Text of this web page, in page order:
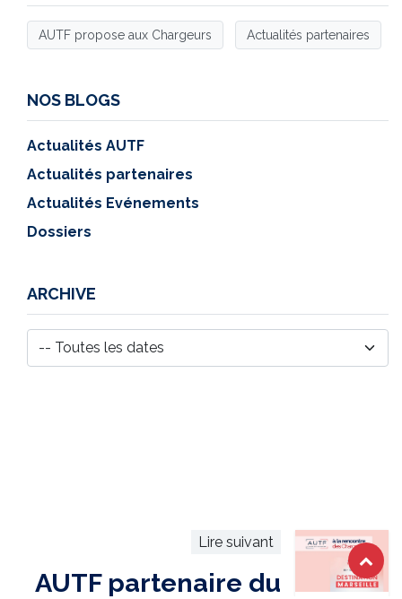
AUTF propose aux Chargeurs Actualités partenaires
NOS BLOGS
Actualités AUTF
Actualités partenaires
Actualités Evénements
Dossiers
ARCHIVE
Lire suivant
AUTF partenaire du